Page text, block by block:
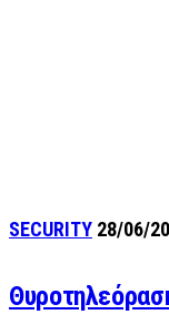
SECURITY 28/06/